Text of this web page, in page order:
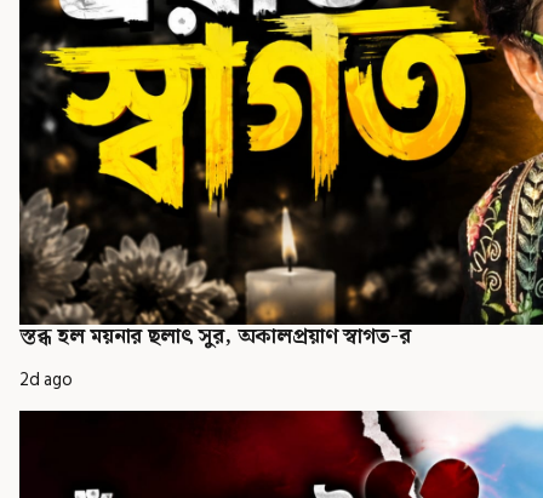
স্তব্ধ হল ময়নার ছলাৎ সুর, অকালপ্রয়াণ স্বাগত-র
2d ago